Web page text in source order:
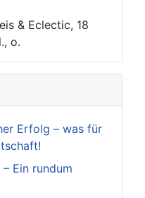
& Eclectic, 18
o.
Erfolg – was für
Ein rundum